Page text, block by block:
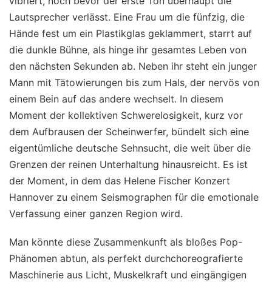
Lautsprecher verlässt. Eine Frau um die fünfzig, die
Hände fest um ein Plastikglas geklammert, starrt auf
die dunkle Bühne, als hinge ihr gesamtes Leben von
den nächsten Sekunden ab. Neben ihr steht ein junger
Mann mit Tätowierungen bis zum Hals, der nervös von
einem Bein auf das andere wechselt. In diesem
Moment der kollektiven Schwerelosigkeit, kurz vor
dem Aufbrausen der Scheinwerfer, bündelt sich eine
eigentümliche deutsche Sehnsucht, die weit über die
Grenzen der reinen Unterhaltung hinausreicht. Es ist
der Moment, in dem das Helene Fischer Konzert
Hannover zu einem Seismographen für die emotionale
Verfassung einer ganzen Region wird.
Man könnte diese Zusammenkunft als bloßes Pop-
Phänomen abtun, als perfekt durchchoreografierte
Maschinerie aus Licht, Muskelkraft und eingängigen